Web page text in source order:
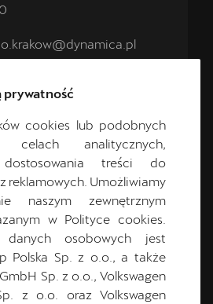
prywatność
cookies lub podobnych
analitycznych,
dostosowania treści do
reklamowych. Umożliwiamy
naszym zewnętrznym
w Polityce cookies.
danych osobowych jest
Polska Sp. z o.o., a także
Sp. z o.o., Volkswagen
z o.o. oraz Volkswagen